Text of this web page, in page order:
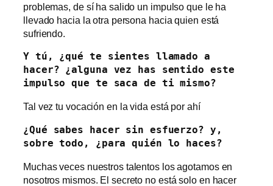
problemas, de sí ha salido un impulso que le ha
llevado hacia la otra persona hacia quien está
sufriendo.
Y tú, ¿qué te sientes llamado a
hacer? ¿alguna vez has sentido este
impulso que te saca de ti mismo?
Tal vez tu vocación en la vida está por ahí
¿Qué sabes hacer sin esfuerzo? y,
sobre todo, ¿para quién lo haces?
Muchas veces nuestros talentos los agotamos en
nosotros mismos. El secreto no está solo en hacer